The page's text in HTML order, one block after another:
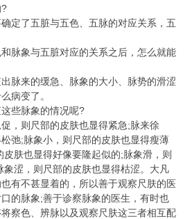
了五脏与五色、五脉的对应关系，五
象与五脏对应的关系之后，怎么就能
来的缓急、脉象的大小、脉势的滑涩
病变了。
些脉象的情况呢?
则尺部的皮肤也显得紧急;脉来徐
弛;脉象小，则尺部的皮肤也显得瘦薄
肤也显得好像要隆起似的;脉象滑，则
象涩，则尺部的皮肤也显得枯涩。大凡
有不甚显着的，所以善于观察尺肤的医
的脉象;善于诊察脉象的医生，有时也
察色、辨脉以及观察尺肤这三者相互配